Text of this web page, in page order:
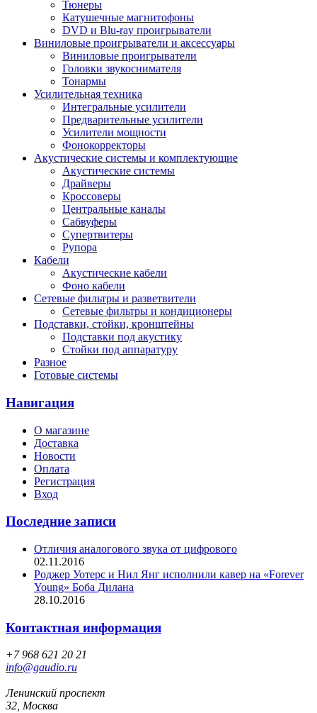
Тюнеры
Катушечные магнитофоны
DVD и Blu-ray проигрыватели
Виниловые проигрыватели и аксессуары
Виниловые проигрыватели
Головки звукоснимателя
Тонармы
Усилительная техника
Интегральные усилители
Предварительные усилители
Усилители мощности
Фонокорректоры
Акустические системы и комплектующие
Акустические системы
Драйверы
Кроссоверы
Центральные каналы
Сабвуферы
Супертвитеры
Рупора
Кабели
Акустические кабели
Фоно кабели
Сетевые фильтры и разветвители
Сетевые фильтры и кондиционеры
Подставки, стойки, кронштейны
Подставки под акустику
Стойки под аппаратуру
Разное
Готовые системы
Навигация
О магазине
Доставка
Новости
Оплата
Регистрация
Вход
Последние записи
Отличия аналогового звука от цифрового
02.11.2016
Роджер Уотерс и Нил Янг исполнили кавер на «Forever
Young» Боба Дилана
28.10.2016
Контактная информация
+7 968 621 20 21
info@gaudio.ru
Ленинский проспект
32, Москва